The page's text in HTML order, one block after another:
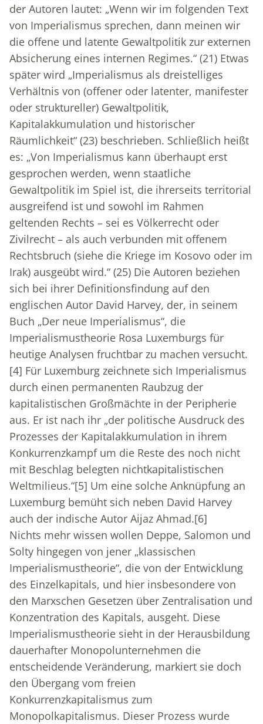
der Autoren lautet: „Wenn wir im folgenden Text
von Imperialismus sprechen, dann meinen wir
die offene und latente Gewaltpolitik zur externen
Absicherung eines internen Regimes.“ (21) Etwas
später wird „Imperialismus als dreistelliges
Verhältnis von (offener oder latenter, manifester
oder struktureller) Gewaltpolitik,
Kapitalakkumulation und historischer
Räumlichkeit“ (23) beschrieben. Schließlich heißt
es: „Von Imperialismus kann überhaupt erst
gesprochen werden, wenn staatliche
Gewaltpolitik im Spiel ist, die ihrerseits territorial
ausgreifend ist und sowohl im Rahmen
geltenden Rechts – sei es Völkerrecht oder
Zivilrecht – als auch verbunden mit offenem
Rechtsbruch (siehe die Kriege im Kosovo oder im
Irak) ausgeübt wird.“ (25) Die Autoren beziehen
sich bei ihrer Definitionsfindung auf den
englischen Autor David Harvey, der, in seinem
Buch „Der neue Imperialismus“, die
Imperialismustheorie Rosa Luxemburgs für
heutige Analysen fruchtbar zu machen versucht.
[4] Für Luxemburg zeichnete sich Imperialismus
durch einen permanenten Raubzug der
kapitalistischen Großmächte in der Peripherie
aus. Er ist nach ihr „der politische Ausdruck des
Prozesses der Kapitalakkumulation in ihrem
Konkurrenzkampf um die Reste des noch nicht
mit Beschlag belegten nichtkapitalistischen
Weltmilieus.“[5] Um eine solche Anknüpfung an
Luxemburg bemüht sich neben David Harvey
auch der indische Autor Aijaz Ahmad.[6]
Nichts mehr wissen wollen Deppe, Salomon und
Solty hingegen von jener „klassischen
Imperialismustheorie“, die von der Entwicklung
des Einzelkapitals, und hier insbesondere von
den Marxschen Gesetzen über Zentralisation und
Konzentration des Kapitals, ausgeht. Diese
Imperialismustheorie sieht in der Herausbildung
dauerhafter Monopolunternehmen die
entscheidende Veränderung, markiert sie doch
den Übergang vom freien
Konkurrenzkapitalismus zum
Monopolkapitalismus. Dieser Prozess wurde